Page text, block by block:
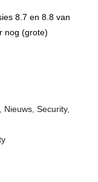
8.7 en 8.8 van
nog (grote)
, Nieuws,Security,